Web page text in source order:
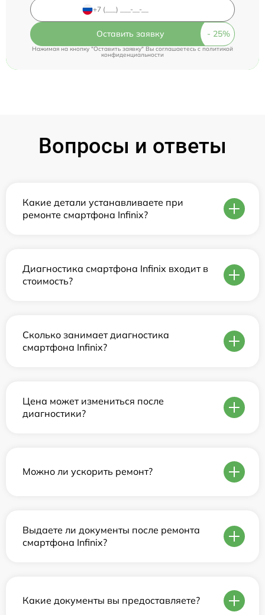
Оставить заявку
Нажимая на кнопку "Оставить заявку" Вы соглашаетесь cполитикой
конфиденциальности
Вопросы и ответы
Какие детали устанавливаете при
ремонте смартфона Infinix?
Диагностика смартфона Infinix входит в
стоимость?
Сколько занимает диагностика
смартфона Infinix?
Цена может измениться после
диагностики?
Можно ли ускорить ремонт?
Выдаете ли документы после ремонта
смартфона Infinix?
Какие документы вы предоставляете?